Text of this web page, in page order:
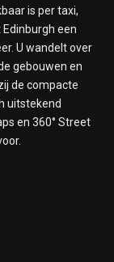
is per taxi,
een
U wandelt over
gebouwen en
de compacte
uitstekend
en 360° Street